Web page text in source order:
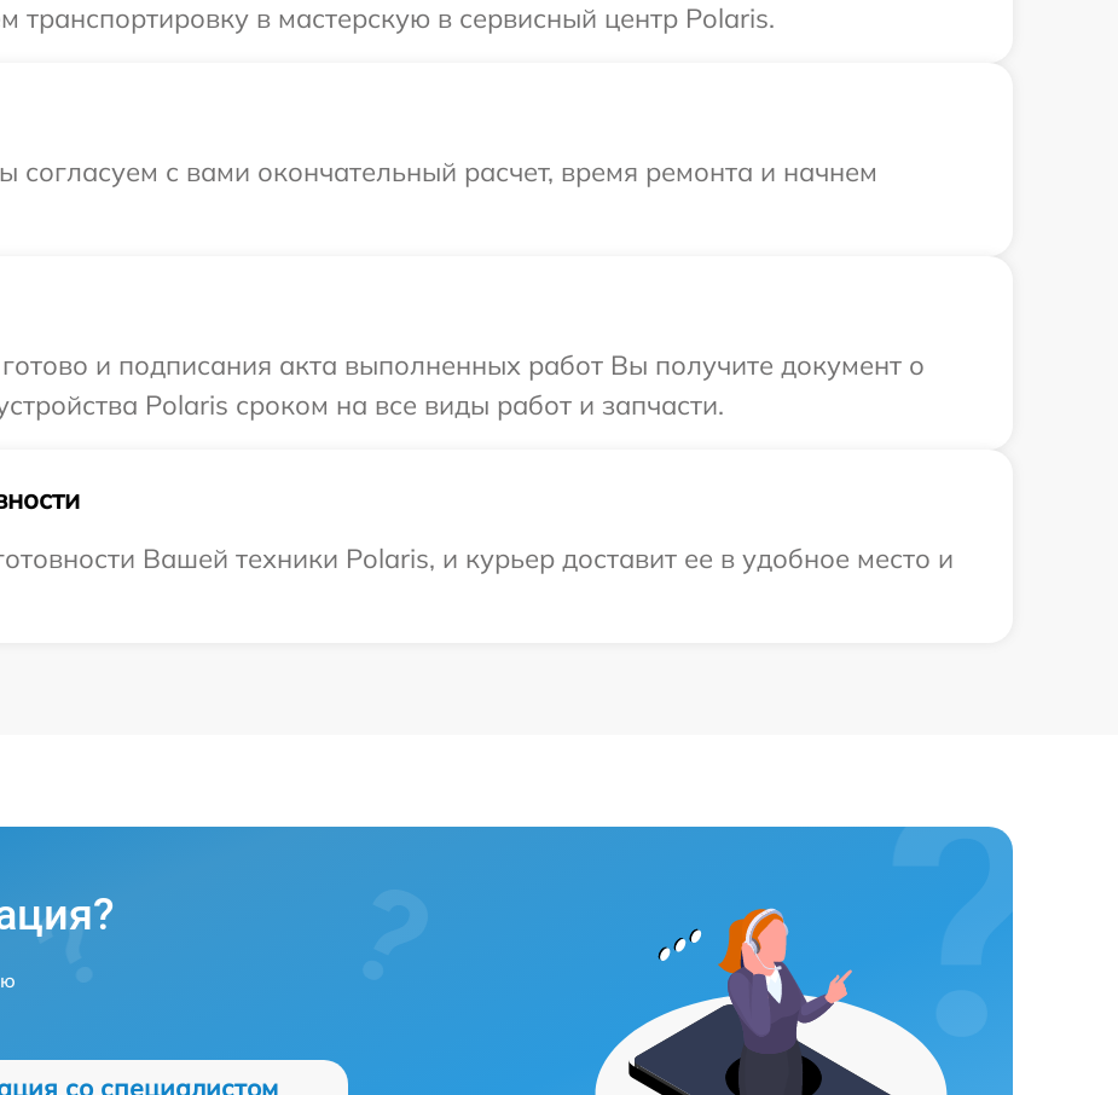
транспортировку в мастерскую в сервисный центр Polaris.
согласуем с вами окончательный расчет, время ремонта и начнем
готово и подписания акта выполненных работ Вы получите документ о
Polaris сроком на все виды работ и запчасти.
Вашей техники Polaris, и курьер доставит ее в удобное место и
со специалистом